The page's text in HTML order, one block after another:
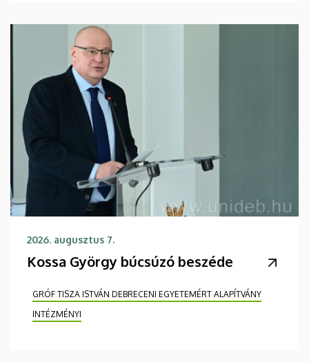
2026. augusztus 7.
Kossa György búcsúzó beszéde
GRÓF TISZA ISTVÁN DEBRECENI EGYETEMÉRT ALAPÍTVÁNY
INTÉZMÉNYI